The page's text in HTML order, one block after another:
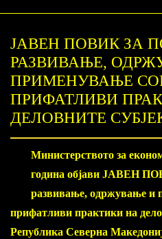
ЈАВЕН ПОВИК ЗА
РАЗВИВАЊЕ,
ПРИМЕНУВАЊЕ
ПРИФАТЛИВИ
ДЕЛОВНИТЕ
Министерството за
година објави ЈАВЕН
развивање, одржување и
прифатливи практики на
Република Северна